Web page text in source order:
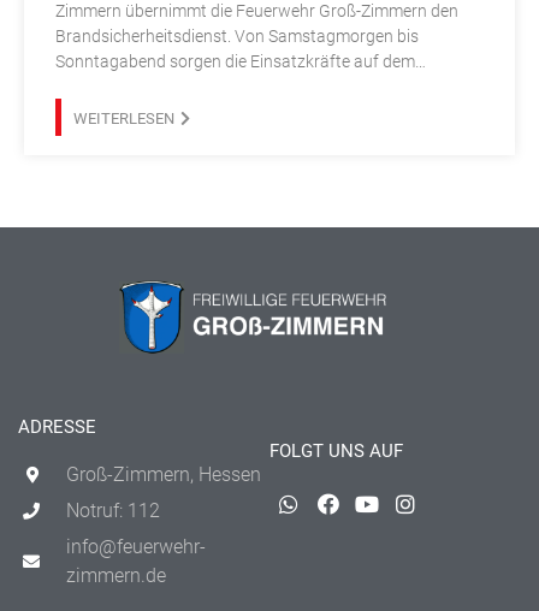
Zimmern übernimmt die Feuerwehr Groß-Zimmern den
Brandsicherheitsdienst. Von Samstagmorgen bis
Sonntagabend sorgen die Einsatzkräfte auf dem…
WEITERLESEN
ADRESSE
Groß-Zimmern, Hessen
Notruf: 112
info@feuerwehr-
zimmern.de
FOLGT UNS AUF